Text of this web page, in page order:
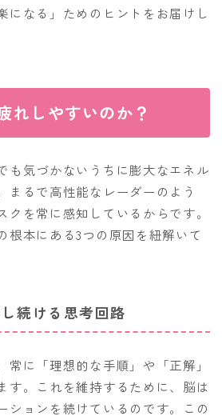
になる」ためのヒントをお届けし
れしやすいのか？
も気づかないうちに膨大なエネル
まるで高性能なレーダーのよう
クを常に感知しているからです。
根本にある3つの原因を紐解いて
続ける思考回路
常に「理想的な手順」や「正解」
す。これを維持するために、脳は
ションを続けているのです。この